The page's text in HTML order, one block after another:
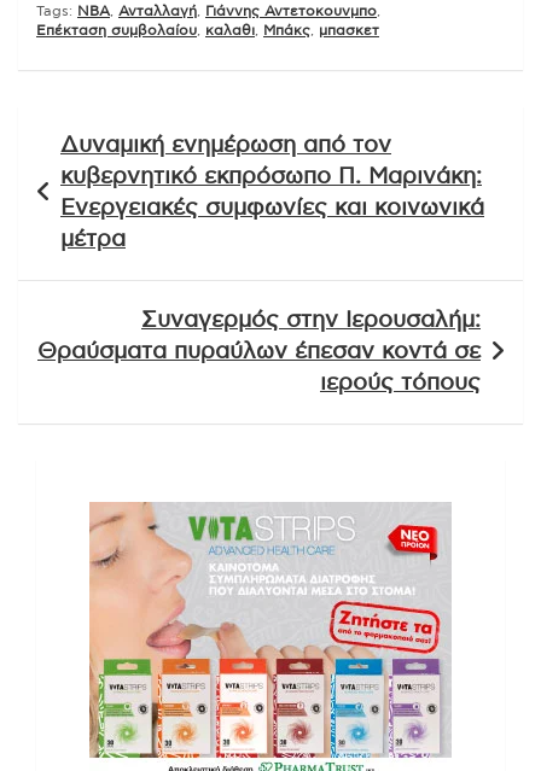
Tags: NBA Ανταλλαγή Γιάννης Αντετοκουνμπο
Επέκταση συμβολαίου
καλαθι Μπάκς μπασκετ
άρθρων
Δυναμική ενημέρωση από τον
κυβερνητικό εκπρόσωπο Π. Μαρινάκη:
Ενεργειακές συμφωνίες και κοινωνικά
μέτρα
Συναγερμός στην Ιερουσαλήμ:
Θραύσματα πυραύλων έπεσαν κοντά σε
ιερούς τόπους